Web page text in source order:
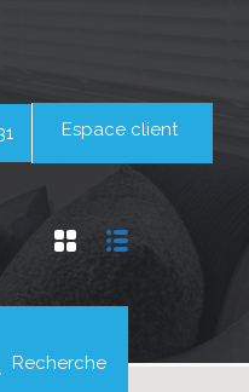
Espace client
Recherche